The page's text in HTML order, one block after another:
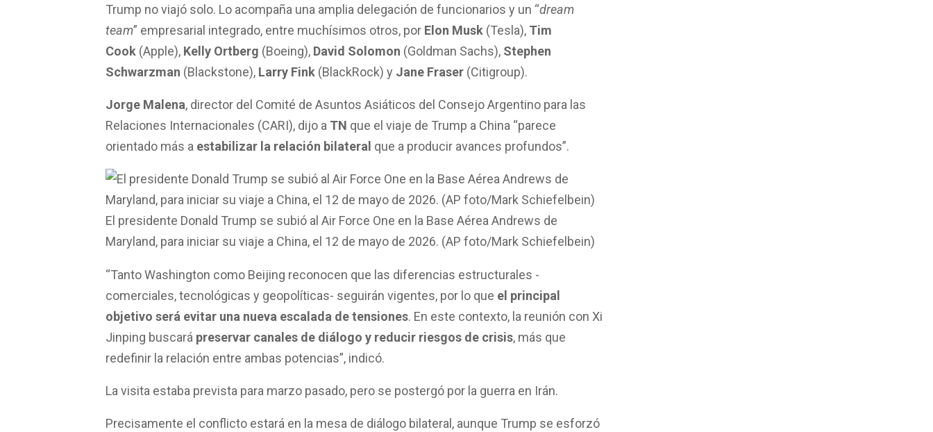
Trump no viajó solo. Lo acompaña una amplia delegación de funcionarios y un “dream
team” empresarial integrado, entre muchísimos otros, por Elon Musk (Tesla), Tim
Cook (Apple), Kelly Ortberg (Boeing), David Solomon (Goldman Sachs), Stephen
Schwarzman (Blackstone), Larry Fink (BlackRock) y Jane Fraser (Citigroup).
Jorge Malena, director del Comité de Asuntos Asiáticos del Consejo Argentino para las
Relaciones Internacionales (CARI), dijo a TN que el viaje de Trump a China “parece
orientado más a estabilizar la relación bilateral que a producir avances profundos”.
El presidente Donald Trump se subió al Air Force One en la Base Aérea Andrews de
Maryland, para iniciar su viaje a China, el 12 de mayo de 2026. (AP foto/Mark Schiefelbein)
“Tanto Washington como Beijing reconocen que las diferencias estructurales -
comerciales, tecnológicas y geopolíticas- seguirán vigentes, por lo que el principal
objetivo será evitar una nueva escalada de tensiones. En este contexto, la reunión con Xi
Jinping buscará preservar canales de diálogo y reducir riesgos de crisis, más que
redefinir la relación entre ambas potencias”, indicó.
La visita estaba prevista para marzo pasado, pero se postergó por la guerra en Irán.
Precisamente el conflicto estará en la mesa de diálogo bilateral, aunque Trump se esforzó